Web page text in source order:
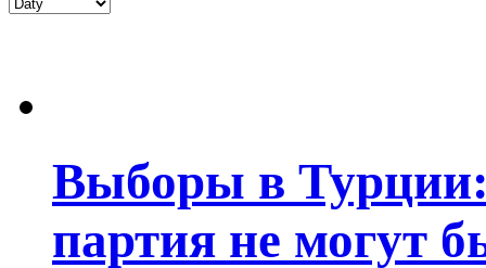
Выборы в Турции:
партия не могут